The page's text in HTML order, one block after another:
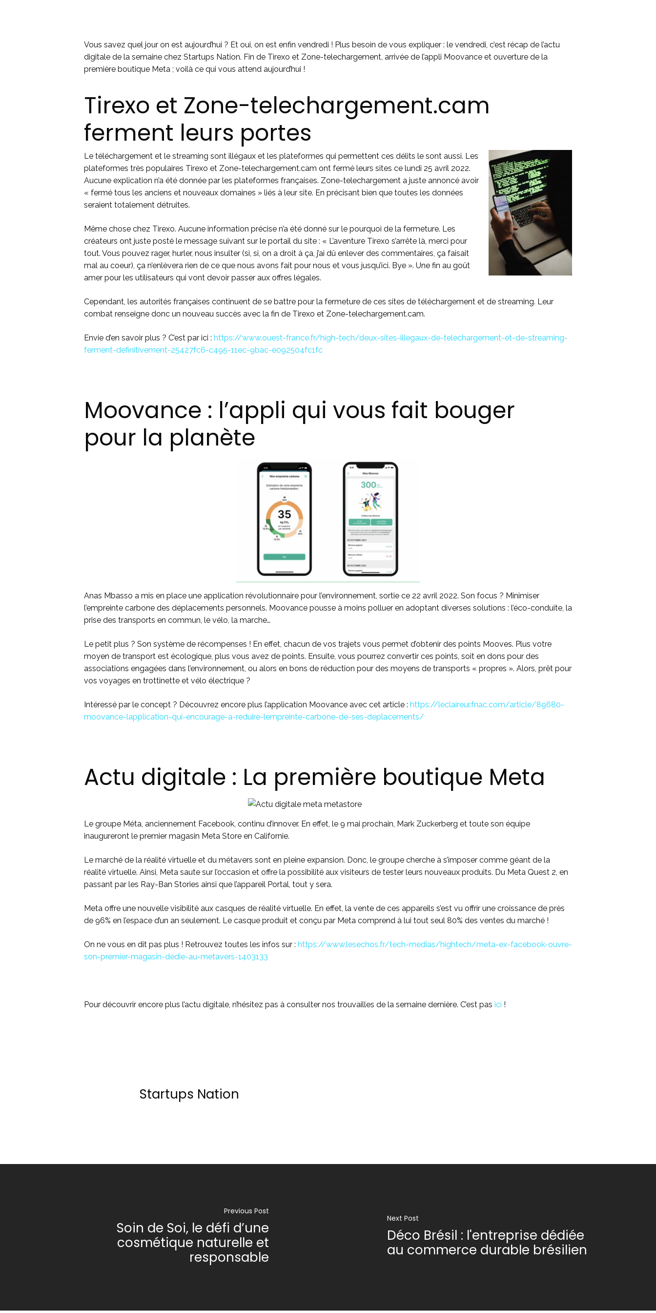
Vous savez quel jour on est aujourd’hui ? Et oui, on est enfin vendredi ! Plus besoin de vous expliquer : le vendredi, c’est récap de l’actu
digitale de la semaine chez Startups Nation. Fin de Tirexo et Zone-telechargement, arrivée de l’appli Moovance et ouverture de la
première boutique Meta ; voilà ce qui vous attend aujourd’hui !
Tirexo et Zone-telechargement.cam
ferment leurs portes
Le téléchargement et le streaming sont illégaux et les plateformes qui permettent ces délits le sont aussi. Les
plateformes très populaires Tirexo et Zone-telechargement.cam ont fermé leurs sites ce lundi 25 avril 2022.
Aucune explication n’a été donnée par les plateformes françaises. Zone-telechargement a juste annoncé avoir
« fermé tous les anciens et nouveaux domaines » liés à leur site. En précisant bien que toutes les données
seraient totalement détruites.
Même chose chez Tirexo. Aucune information précise n’a été donné sur le pourquoi de la fermeture. Les
créateurs ont juste posté le message suivant sur le portail du site : « L’aventure Tirexo s’arrête là, merci pour
tout. Vous pouvez rager, hurler, nous insulter (si, si, on a droit à ça, j’ai dû enlever des commentaires, ça faisait
mal au coeur), ça n’enlèvera rien de ce que nous avons fait pour nous et vous jusqu’ici. Bye ». Une fin au goût
amer pour les utilisateurs qui vont devoir passer aux offres légales.
Cependant, les autorités françaises continuent de se battre pour la fermeture de ces sites de téléchargement et de streaming. Leur
combat renseigne donc un nouveau succès avec la fin de Tirexo et Zone-telechargement.cam.
Envie d’en savoir plus ? C’est par ici : https://www.ouest-france.fr/high-tech/deux-sites-illegaux-de-telechargement-et-de-streaming-
ferment-definitivement-25427fc6-c495-11ec-9bac-e092504fc1fc
Moovance : l’appli qui vous fait bouger
pour la planète
Anas Mbasso a mis en place une application révolutionnaire pour l’environnement, sortie ce 22 avril 2022. Son focus ? Minimiser
l’empreinte carbone des déplacements personnels. Moovance pousse à moins polluer en adoptant diverses solutions : l’éco-conduite, la
prise des transports en commun, le vélo, la marche…
Le petit plus ? Son système de récompenses ! En effet, chacun de vos trajets vous permet d’obtenir des points Mooves. Plus votre
moyen de transport est écologique, plus vous avez de points. Ensuite, vous pourrez convertir ces points, soit en dons pour des
associations engagées dans l’environnement, ou alors en bons de réduction pour des moyens de transports « propres ». Alors, prêt pour
vos voyages en trottinette et vélo électrique ?
Intéressé par le concept ? Découvrez encore plus l’application Moovance avec cet article : https://leclaireur.fnac.com/article/89680-
moovance-lapplication-qui-encourage-a-reduire-lempreinte-carbone-de-ses-deplacements/
Actu digitale : La première boutique Meta
Le groupe Méta, anciennement Facebook, continu d’innover. En effet, le 9 mai prochain, Mark Zuckerberg et toute son équipe
inaugureront le premier magasin Meta Store en Californie.
Le marché de la réalité virtuelle et du métavers sont en pleine expansion. Donc, le groupe cherche à s’imposer comme géant de la
réalité virtuelle. Ainsi, Meta saute sur l’occasion et offre la possibilité aux visiteurs de tester leurs nouveaux produits. Du Meta Quest 2, en
passant par les Ray-Ban Stories ainsi que l’appareil Portal, tout y sera.
Meta offre une nouvelle visibilité aux casques de réalité virtuelle. En effet, la vente de ces appareils s’est vu offrir une croissance de près
de 96% en l’espace d’un an seulement. Le casque produit et conçu par Meta comprend à lui tout seul 80% des ventes du marché !
On ne vous en dit pas plus ! Retrouvez toutes les infos sur : https://www.lesechos.fr/tech-medias/hightech/meta-ex-facebook-ouvre-
son-premier-magasin-dedie-au-metavers-1403133
Pour découvrir encore plus l’actu digitale, n’hésitez pas à consulter nos trouvailles de la semaine dernière. C’est pas ici !
Startups Nation
Previous Post
Soin de Soi, le défi d’une
cosmétique naturelle et
responsable
Next Post
Déco Brésil : l'entreprise dédiée
au commerce durable brésilien